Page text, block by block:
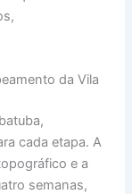
da Vila
cada etapa. A
e a
semanas,